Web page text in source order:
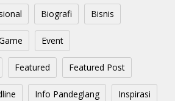
Biografi Bisnis
Event
Featured Featured Post
Info Pandeglang Inspirasi